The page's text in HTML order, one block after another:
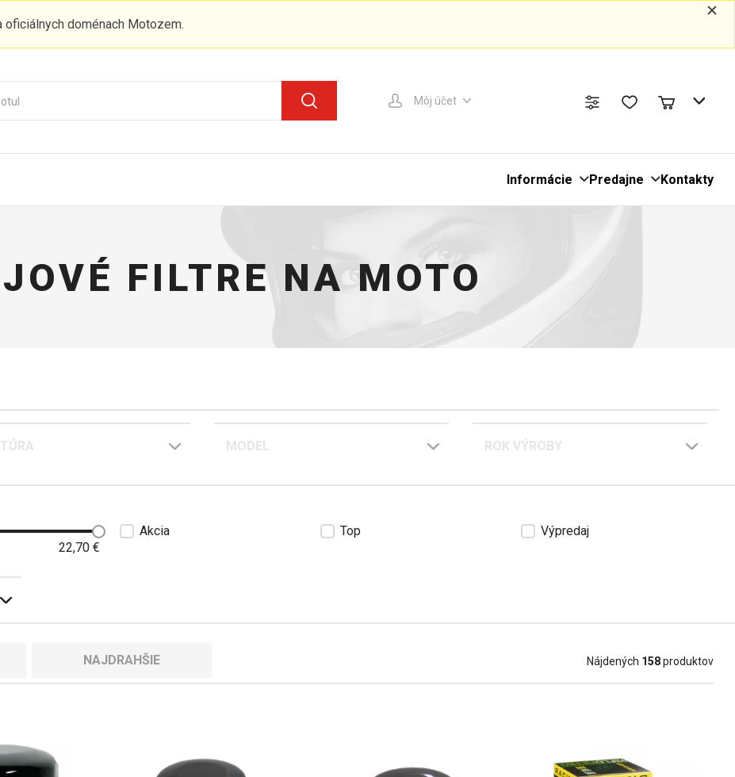
oficiálnych doménach Motozem.
Môj účet
Informácie Predajne Kontakty
FILTRE NA MOTO
MODEL ROK VÝROBY
22,70 €
Akcia Top Výpredaj
Nájdených 158produktov
NAJDRAHŠIE